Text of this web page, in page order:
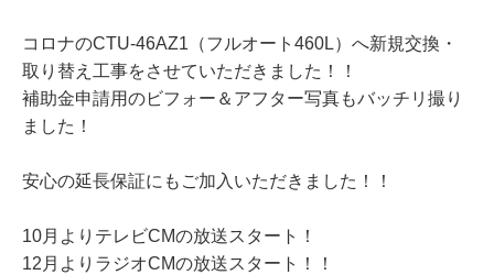
コロナのCTU-46AZ1（フルオート460L）へ新規交換・
取り替え工事をさせていただきました！！
補助金申請用のビフォー＆アフター写真もバッチリ撮り
ました！
安心の延長保証にもご加入いただきました！！
10月よりテレビCMの放送スタート！
12月よりラジオCMの放送スタート！！